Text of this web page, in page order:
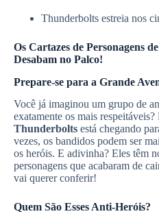
Thunderbolts estreia nos
Os Cartazes de Personagens
Desabam no Palco!
Prepare-se para a Grande
Você já imaginou um grupo de
exatamente os mais respeitáveis?
Thunderbolts está chegando
vezes, os bandidos podem ser
os heróis. E adivinha? Eles têm
personagens que acabaram de
vai querer conferir!
Quem São Esses Anti-Heróis?